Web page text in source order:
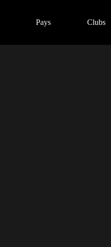
Pays Clubs